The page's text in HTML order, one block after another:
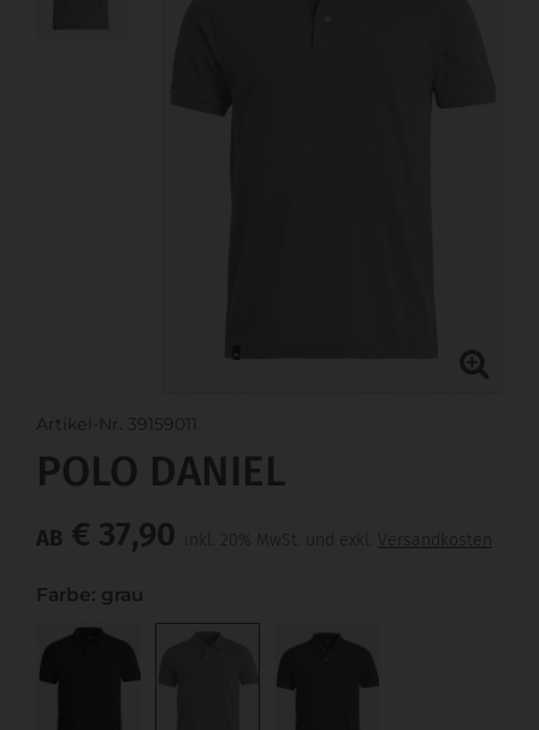
Artikel-Nr. 39159011
POLO DANIEL
AB € 37,90 inkl. 20% MwSt. und exkl. Versandkosten
Farbe: grau